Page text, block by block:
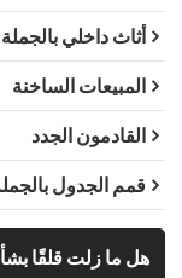
أثاث داخلي بالجملة
المبيعات الساخنة
القادمون الجدد
قمم الجدول
هل ما زلت قلقًا